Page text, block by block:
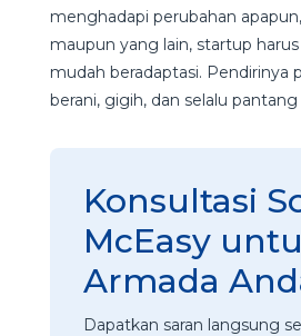
menghadapi perubahan
maupun yang lain, startup
mudah beradaptasi. Pendirinya
berani, gigih, dan selalu
Konsultasi
McEasy
Armada
Dapatkan saran langsung